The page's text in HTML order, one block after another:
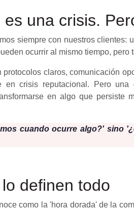
una crisis.
siempre con nuestros clientes:
ocurrir al mismo tiempo,
claros, comunicación
en crisis reputacional. Pero
en algo que
cuando ocurre algo?' sino
definen todo
como la 'hora dorada' de la